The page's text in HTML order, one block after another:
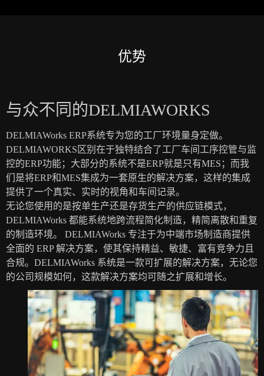
优势
与众不同的DELMIAWORKS
DELMIAWorks ERP系统专为您的工厂环境量身定做。
DELMIAWORKS区别在于独特结合了工厂车间工序控管与监
控的ERP功能；大部分的系统不是ERP就是只有MES；而我
们是将ERP和MES集成为一套原生的解决方案，这样的集成
提供了一个真实、实时的视角和车间记录。
无论您使用的是按单生产还是存货生产的供应链模式，
DELMIAWorks 都能系统地跨流程简化制造，精简离散和重复
的制造环境。 DELMIAWorks 专注于为中端市场制造商提供
全面的 ERP 解决方案，使其保持精益、敏捷、富有竞争力且
合规。DELMIAWorks 系统是一款可扩展的解决方案，无论您
的公司规模如何，这款解决方案均可随之扩展和增长。